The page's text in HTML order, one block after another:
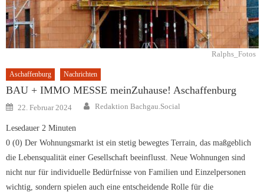
Ralphs_Fotos
Aschaffenburg Nachrichten
BAU + IMMO MESSE meinZuhause! Aschaffenburg
Posted
on
22. Februar 2024 Author
Redaktion Bachgau.Social
Lesedauer 2 Minuten
0 (0) Der Wohnungsmarkt ist ein stetig bewegtes Terrain, das maßgeblich
die Lebensqualität einer Gesellschaft beeinflusst. Neue Wohnungen sind
nicht nur für individuelle Bedürfnisse von Familien und Einzelpersonen
wichtig, sondern spielen auch eine entscheidende Rolle für die